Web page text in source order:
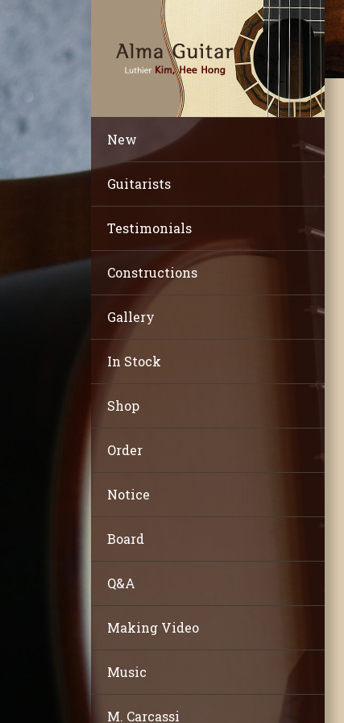
New
Guitarists
Testimonials
Constructions
Gallery
In Stock
Shop
Order
Notice
Board
Q&A
Making Video
Music
M. Carcassi